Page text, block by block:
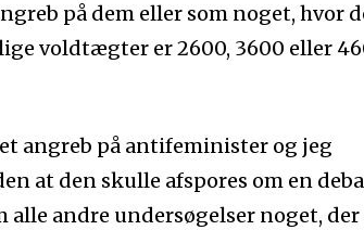
på dem eller som noget, hvor
voldtægter er 2600, 3600 eller
angreb på antifeminister og jeg
at den skulle afspores om en
andre undersøgelser noget, der